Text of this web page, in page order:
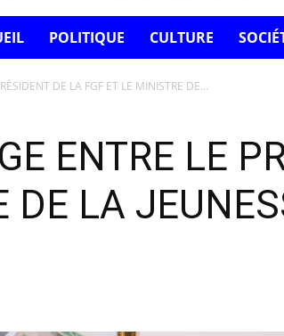
POLITIQUE CULTURE
DE LA FGF ET LE MINISTRE DE...
ENTRE LE
DE LA